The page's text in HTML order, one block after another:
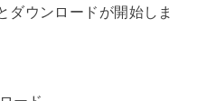
ダウンロードが開始しま